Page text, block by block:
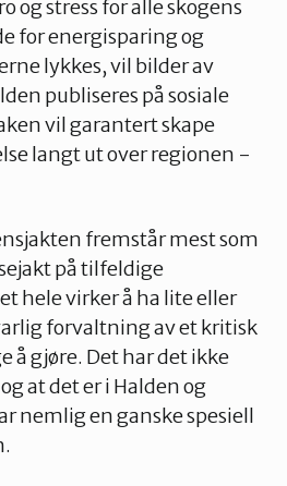
og stress for alle skogens
for energisparing og
lykkes, vil bilder av
publiseres på sosiale
vil garantert skape
langt ut over regionen -
fremstår mest som
på tilfeldige
hele virker å ha lite eller
forvaltning av et kritisk
å gjøre. Det har det ikke
at det er i Halden og
nemlig en ganske spesiell